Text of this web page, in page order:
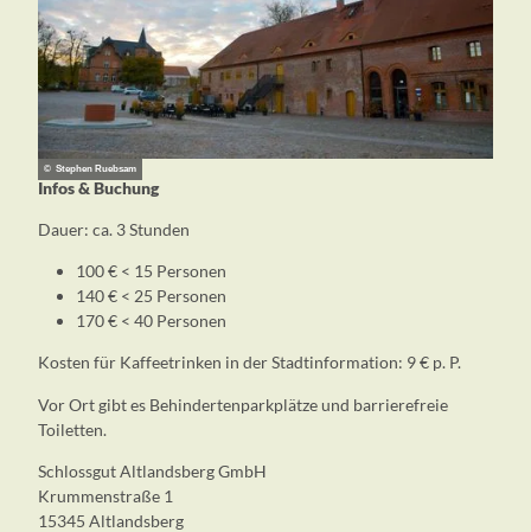
© Stephen Ruebsam
Infos & Buchung
Dauer: ca. 3 Stunden
100 € < 15 Personen
140 € < 25 Personen
170 € < 40 Personen
Kosten für Kaffeetrinken in der Stadtinformation: 9 € p. P.
Vor Ort gibt es Behindertenparkplätze und barrierefreie
Toiletten.
Schlossgut Altlandsberg GmbH
Krummenstraße 1
15345 Altlandsberg